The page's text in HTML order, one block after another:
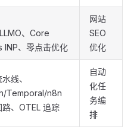
、Core
INP、零点击优化
网站
SEO
优化
线、
Temporal/n8n
、OTEL 追踪
自动
化任
务编
排